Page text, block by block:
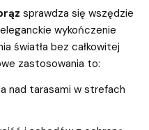
sprawdza się wszędzie
wykończenie
światła bez całkowitej
zastosowania to:
nad tarasami w strefach